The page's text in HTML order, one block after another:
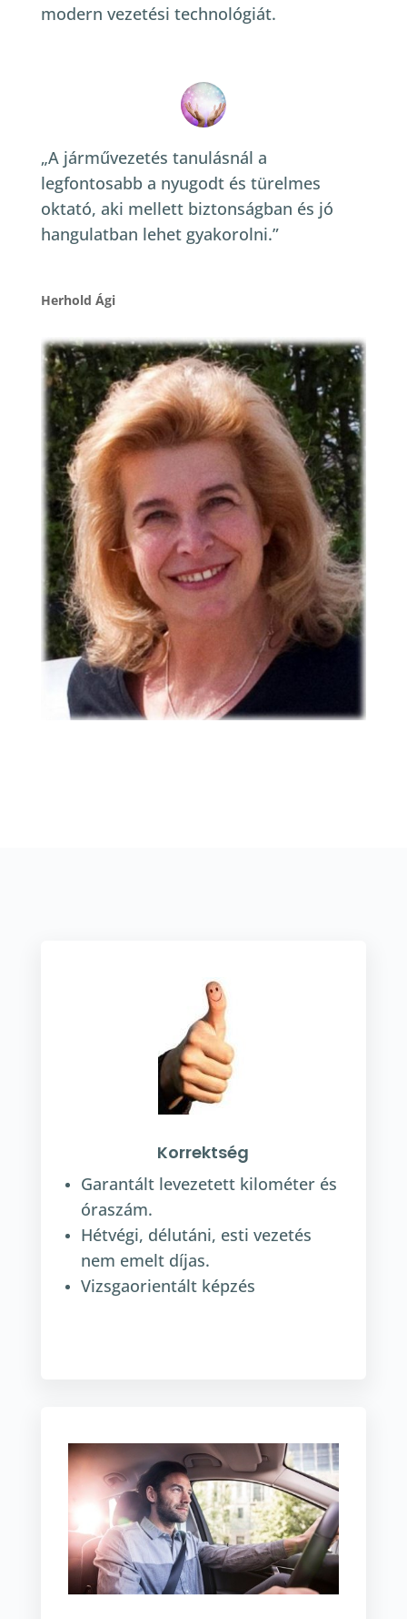
modern vezetési technológiát.
„A járművezetés tanulásnál a
legfontosabb a nyugodt és türelmes
oktató, aki mellett biztonságban és jó
hangulatban lehet gyakorolni.”
Herhold Ági
Korrektség
Garantált levezetett kilométer és
óraszám.
Hétvégi, délutáni, esti vezetés
nem emelt díjas.
Vizsgaorientált képzés